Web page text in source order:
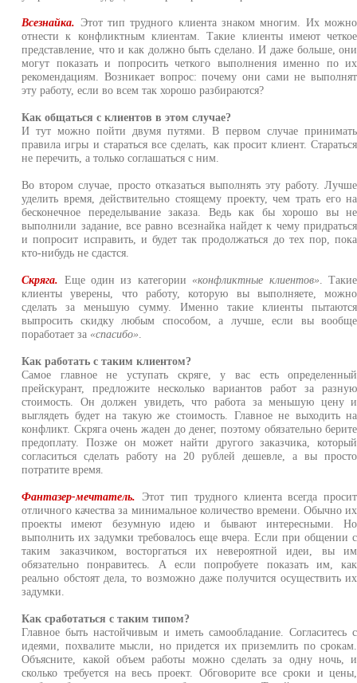
Всезнайка. Этот тип трудного клиента знаком многим. Их можно
отнести к конфликтным клиентам. Такие клиенты имеют четкое
представление, что и как должно быть сделано. И даже больше, они
могут показать и попросить четкого выполнения именно по их
рекомендациям. Возникает вопрос: почему они сами не выполнят
эту работу, если во всем так хорошо разбираются?
Как общаться с клиентов в этом случае?
И тут можно пойти двумя путями. В первом случае принимать
правила игры и стараться все сделать, как просит клиент. Стараться
не перечить, а только соглашаться с ним.
Во втором случае, просто отказаться выполнять эту работу. Лучше
уделить время, действительно стоящему проекту, чем трать его на
бесконечное переделывание заказа. Ведь как бы хорошо вы не
выполнили задание, все равно всезнайка найдет к чему придраться
и попросит исправить, и будет так продолжаться до тех пор, пока
кто-нибудь не сдастся.
Скряга. Еще один из категории «конфликтные клиентов» . Такие
клиенты уверены, что работу, которую вы выполняете, можно
сделать за меньшую сумму. Именно такие клиенты пытаются
выпросить скидку любым способом, а лучше, если вы вообще
поработает за «спасибо»
Как работать с таким клиентом?
Самое главное не уступать скряге, у вас есть определенный
прейскурант, предложите несколько вариантов работ за разную
стоимость. Он должен увидеть, что работа за меньшую цену и
выглядеть будет на такую же стоимость. Главное не выходить на
конфликт. Скряга очень жаден до денег, поэтому обязательно берите
предоплату. Позже он может найти другого заказчика, который
согласиться сделать работу на 20 рублей дешевле, а вы просто
потратите время.
Фантазер-мечтатель. Этот тип трудного клиента всегда просит
отличного качества за минимальное количество времени. Обычно их
проекты имеют безумную идею и бывают интересными. Но
выполнить их задумки требовалось еще вчера. Если при общении с
таким заказчиком, восторгаться их невероятной идеи, вы им
обязательно понравитесь. А если попробуете показать им, как
реально обстоят дела, то возможно даже получится осуществить их
задумки.
Как сработаться с таким типом?
Главное быть настойчивым и иметь самообладание. Согласитесь с
идеями, похвалите мысли, но придется их приземлить по срокам.
Объясните, какой объем работы можно сделать за одну ночь, и
сколько требуется на весь проект. Обговорите все сроки и цены,